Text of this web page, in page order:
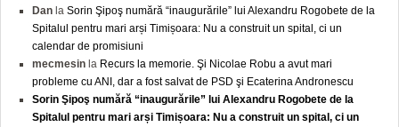
Dan la Sorin Şipoş numără “inaugurările” lui Alexandru Rogobete de la
Spitalul pentru mari arși Timișoara: Nu a construit un spital, ci un
calendar de promisiuni
mecmesin la Recurs la memorie. Şi Nicolae Robu a avut mari
probleme cu ANI, dar a fost salvat de PSD şi Ecaterina Andronescu
Sorin Şipoş numără “inaugurările” lui Alexandru Rogobete de la
Spitalul pentru mari arși Timișoara: Nu a construit un spital, ci un